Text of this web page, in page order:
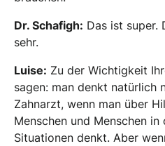
Dr. Schafigh: Das ist super.
sehr.
Luise: Zu der Wichtigkeit
sagen: man denkt natürlich
Zahnarzt, wenn man über
Menschen und Menschen
Situationen denkt. Aber